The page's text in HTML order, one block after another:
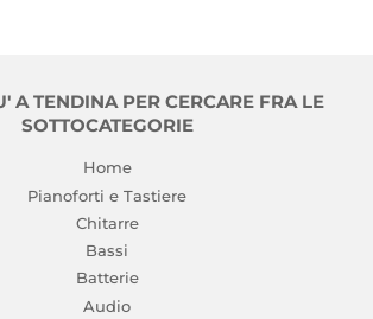
A TENDINA PER CERCARE FRA LE
SOTTOCATEGORIE
Home
Pianoforti e Tastiere
Chitarre
Bassi
Batterie
Audio